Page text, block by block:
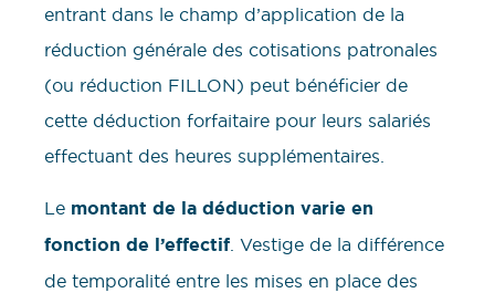
entrant dans le champ d’application de la
réduction générale des cotisations patronales
(ou réduction FILLON) peut bénéficier de
cette déduction forfaitaire pour leurs salariés
effectuant des heures supplémentaires.
Le montant de la déduction varie en
fonction de l’effectif . Vestige de la différence
de temporalité entre les mises en place des